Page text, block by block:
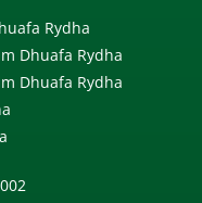
Rydha
Dhuafa Rydha
Dhuafa Rydha